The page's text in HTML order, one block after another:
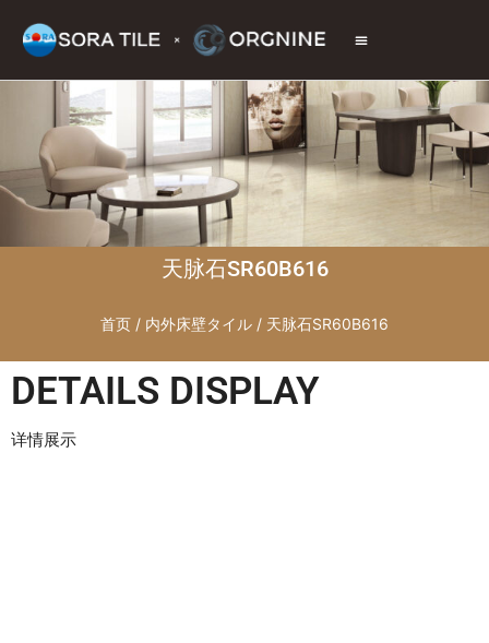
天脉石SR60B616
首页 / 内外床壁タイル / 天脉石SR60B616
DETAILS DISPLAY
详情展示